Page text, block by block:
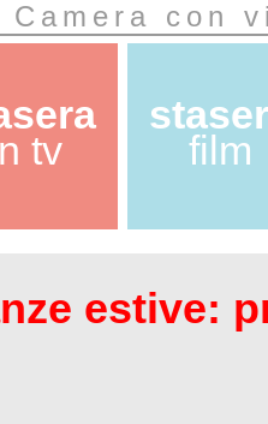
Camera con
tv
film
estive: